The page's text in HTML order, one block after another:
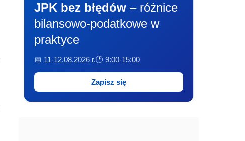
JPK bez błędów – różnice
bilansowo-podatkowe w
praktyce
📅 11-12.08.2026 r.🕐 9:00-15:00
Zapisz się